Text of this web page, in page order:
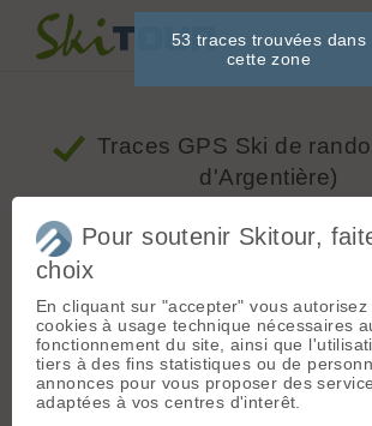
53 traces trouvées dans
cette zone
Traces GPS Ski de rando
d'Argentière)
Dénivelé Ski
Mois
+
−
Pour soutenir Skitour,
choix
En cliquant sur "accepter" vous
cookies à usage technique nécessaires
fonctionnement du site, ainsi que
tiers à des fins statistiques ou de
annonces pour vous proposer des
adaptées à vos centres d'interêt.